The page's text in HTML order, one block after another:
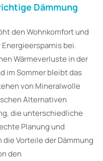
Dämmung
den Wohnkomfort und
bei.
Wärmeverluste in der
im Sommer bleibt das
von Mineralwolle
Alternativen
die unterschiedliche
Planung und
Vorteile der Dämmung
den